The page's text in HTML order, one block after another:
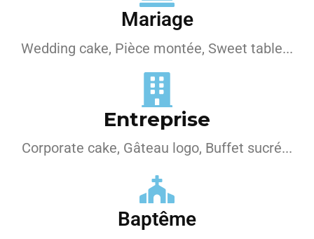
Mariage
Wedding cake, Pièce montée, Sweet table...
Entreprise
Corporate cake, Gâteau logo, Buffet sucré...
Baptême